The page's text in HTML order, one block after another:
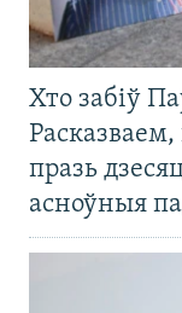
Хто забіў
празь
асноўныя